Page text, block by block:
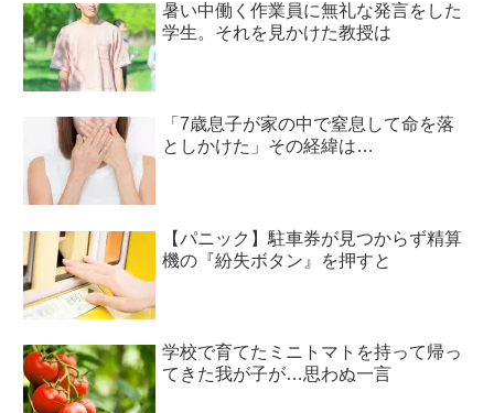
暑い中働く作業員に無礼な発言をした
学生。それを見かけた教授は
「7歳息子が家の中で窒息して命を落
としかけた」その経緯は…
【パニック】駐車券が見つからず精算
機の『紛失ボタン』を押すと
学校で育てたミニトマトを持って帰っ
てきた我が子が…思わぬ一言